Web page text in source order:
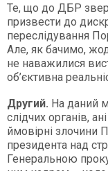
Те, що до ДБР
призвести до
переслідування
Але, як бачимо,
не наважилися
об’єктивна
Другий. На даний
слідчих органів,
ймовірні злочини
президента над
Генеральною